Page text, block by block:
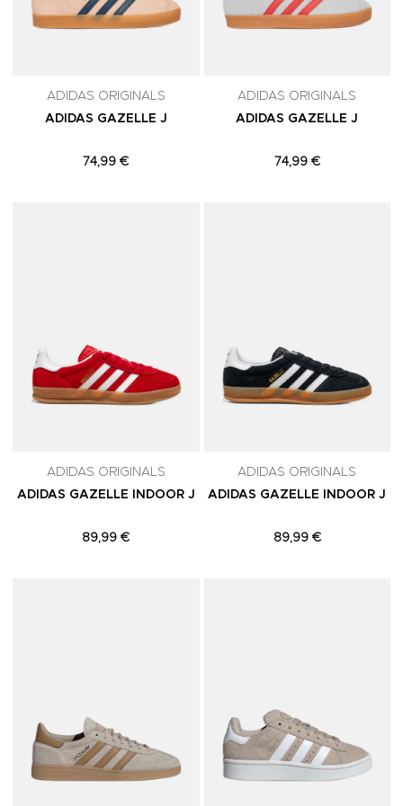
ADIDAS ORIGINALS
ADIDAS GAZELLE J
74,99 €
ADIDAS ORIGINALS
ADIDAS GAZELLE J
74,99 €
ADIDAS ORIGINALS
ADIDAS GAZELLE INDOOR J
89,99 €
ADIDAS ORIGINALS
ADIDAS GAZELLE INDOOR J
89,99 €